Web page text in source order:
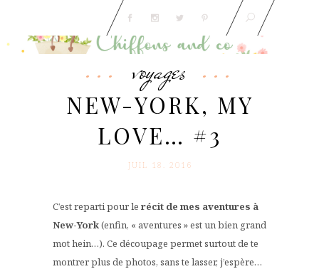
voyages
NEW-YORK, MY
LOVE… #3
JUIL 18. 2016
C’est reparti pour le récit de mes aventures à
New-York(enfin, « aventures » est un bien grand
mot hein…). Ce découpage permet surtout de te
montrer plus de photos, sans te lasser, j’espère…